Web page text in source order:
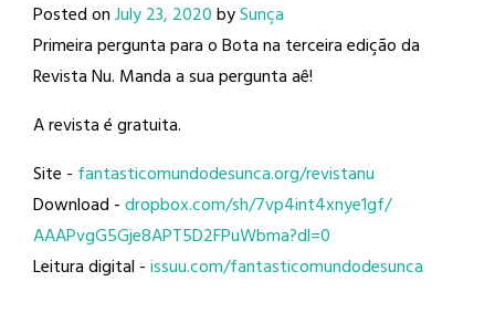
Posted onJuly 23, 2020bySunça
Primeira pergunta para o Bota na terceira edição da
Revista Nu. Manda a sua pergunta aê!
A revista é gratuita.
Site - fantasticomundodesunca.org/revistanu
Download -dropbox.com/sh/7vp4int4xnye1gf/
AAAPvgG5Gje8APT5D2FPuWbma?dl=0
Leitura digital -issuu.com/fantasticomundodesunca